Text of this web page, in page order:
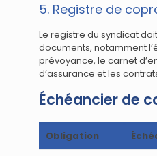
5. Registre de
Le registre du syndicat
documents, notamment
prévoyance, le carnet
d’assurance et les
Échéancier de
Obligation